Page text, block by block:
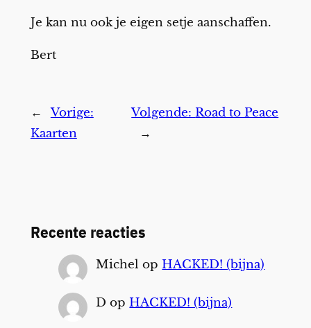
Je kan nu ook je eigen setje aanschaffen.
Bert
←
Vorige:
Kaarten
Volgende:Road to Peace
→
Recente reacties
Michel opHACKED! (bijna)
D opHACKED! (bijna)